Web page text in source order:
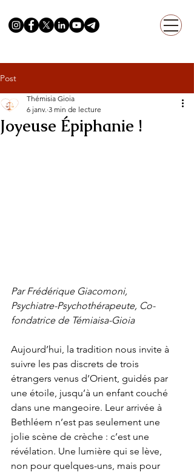
Post
Joyeuse Épiphanie !
Thémisia Gioia
6 janv. 3 min de lecture
Par Frédérique Giacomoni,
Psychiatre-Psychothérapeute, Co-
fondatrice de Témiaisa-Gioia
Aujourd’hui, la tradition nous invite à
suivre les pas discrets de trois
étrangers venus d’Orient, guidés par
une étoile, jusqu’à un enfant couché
dans une mangeoire. Leur arrivée à
Bethléem n’est pas seulement une
jolie scène de crèche : c’est une
révélation. Une lumière qui se lève,
non pour quelques-uns, mais pour